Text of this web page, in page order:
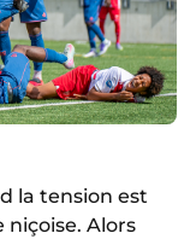
la tension est
niçoise. Alors